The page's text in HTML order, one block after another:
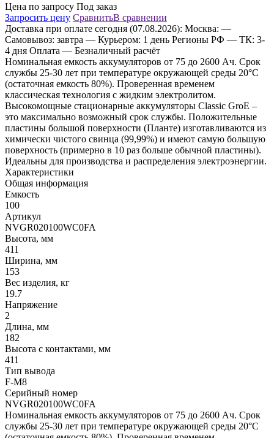
Цена по запросу Под заказ
Запросить цену СравнитьВ сравнении
Доставка при оплате сегодня (07.08.2026): Москва: —
Самовывоз: завтра — Курьером: 1 день Регионы РФ — ТК: 3-
4 дня Оплата — Безналичный расчёт
Номинальная емкость аккумуляторов от 75 до 2600 Aч. Срок
службы 25-30 лет при температуре окружающей среды 20°C
(остаточная емкость 80%). Проверенная временем
классическая технология с жидким электролитом.
Высокомощные стационарные аккумуляторы Classic GroE –
это максимально возможный срок службы. Положительные
пластины большой поверхности (Планте) изготавливаются из
химически чистого свинца (99,99%) и имеют самую большую
поверхность (примерно в 10 раз больше обычной пластины).
Идеальны для производства и распределения электроэнергии.
Характеристики
Общая информация
Емкость
100
Артикул
NVGR020100WC0FA
Высота, мм
411
Ширина, мм
153
Вес изделия, кг
19.7
Напряжение
2
Длина, мм
182
Высота с контактами, мм
411
Тип вывода
F-M8
Серийный номер
NVGR020100WC0FA
Номинальная емкость аккумуляторов от 75 до 2600 Aч. Срок
службы 25-30 лет при температуре окружающей среды 20°C